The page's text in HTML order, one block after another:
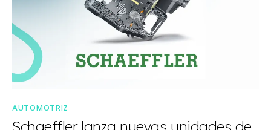
AUTOMOTRIZ
Schaeffler lanza nuevas unidades de